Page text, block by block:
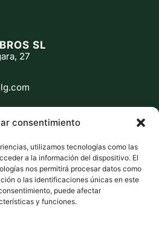
consentimiento
utilizamos tecnologías como las
a la información del dispositivo. El
nos permitirá procesar datos como
o las identificaciones únicas en este
puede afectar
y funciones.
SL
27
LG
BY BRANDHIP™